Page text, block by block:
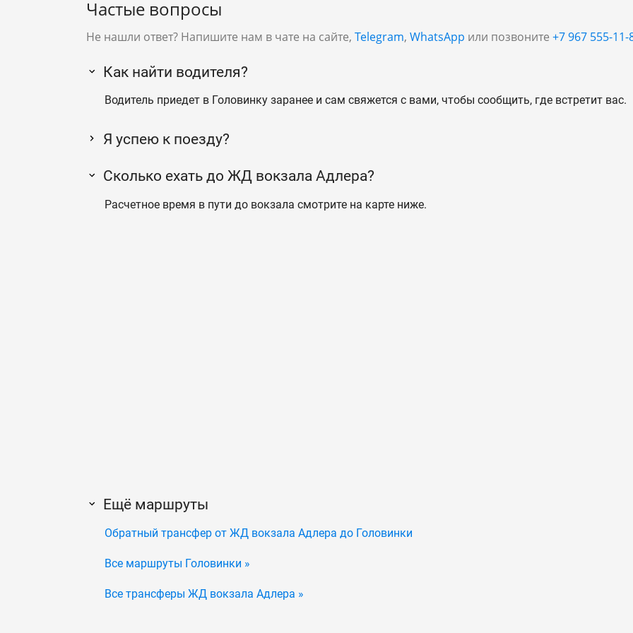
Частые вопросы
Не нашли ответ? Напишите нам в чате на сайте, Telegram, WhatsApp или позвоните +7 967 555-11-
Как найти водителя?
Водитель приедет в Головинку заранее и сам свяжется с вами, чтобы сообщить, где встретит вас.
Я успею к поезду?
Сколько ехать до ЖД вокзала Адлера?
Расчетное время в пути до вокзала смотрите на карте ниже.
Ещё маршруты
Обратный трансфер от ЖД вокзала Адлера до Головинки
Все маршруты Головинки »
Все трансферы ЖД вокзала Адлера »